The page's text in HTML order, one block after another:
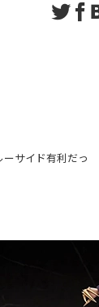
ーサイド有利だっ